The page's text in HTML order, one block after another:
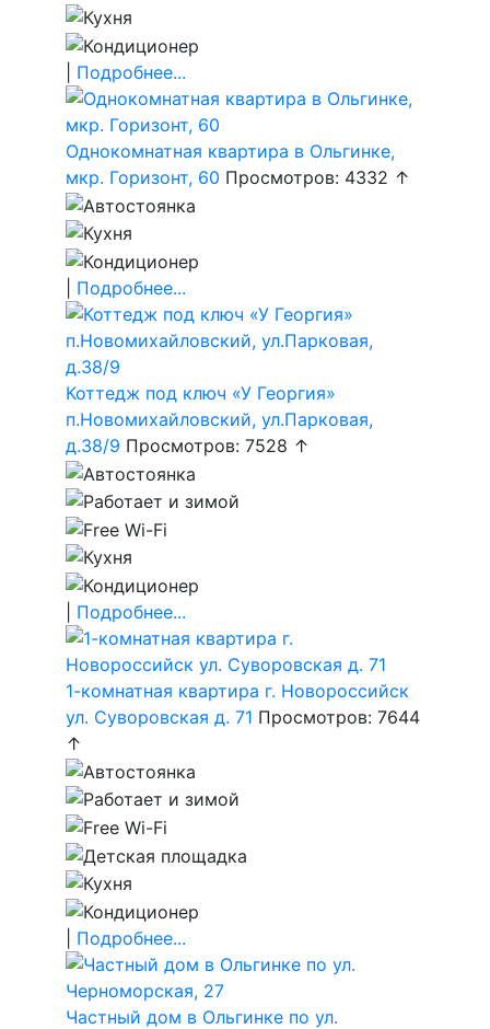
Подробнее...
Однокомнатная квартира в Ольгинке,
мкр. Горизонт, 60 Просмотров: 4332 ↑
Подробнее...
Коттедж под ключ «У Георгия»
п.Новомихайловский, ул.Парковая,
д.38/9 Просмотров: 7528 ↑
Подробнее...
1-комнатная квартира г. Новороссийск
ул. Суворовская д. 71 Просмотров: 7644
↑
Подробнее...
Частный дом в Ольгинке по ул.